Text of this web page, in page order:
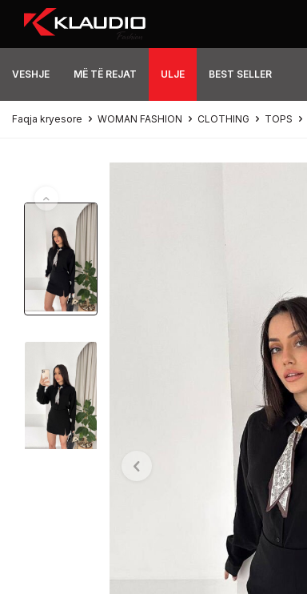
VESHJE MË TË REJAT ULJE BEST SELLER
Faqja kryesore WOMAN FASHION CLOTHING TOPS